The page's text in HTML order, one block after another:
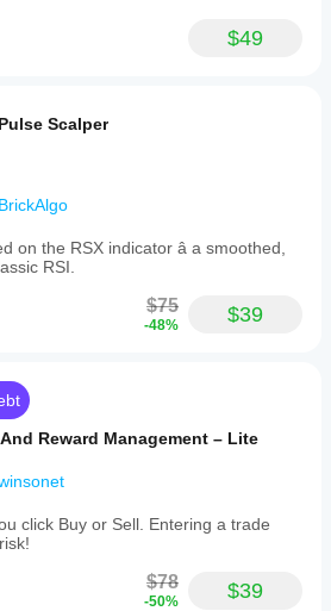
$49
Scalper
BrickAlgo
on the RSX indicator â a smoothed,
RSI.
$75
-48% $39
Reward Management – Lite
click Buy or Sell. Entering a trade
$78
-50% $39